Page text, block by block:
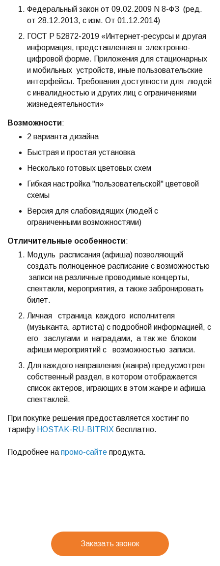
Федеральный закон от 09.02.2009 N 8-ФЗ (ред.
от 28.12.2013, с изм. От 01.12.2014)
ГОСТ Р 52872-2019 «Интернет-ресурсы и другая
информация, представленная в электронно-
цифровой форме. Приложения для стационарных
и мобильных устройств, иные пользовательские
интерфейсы. Требования доступности для людей
с инвалидностью и других лиц с ограничениями
жизнедеятельности»
Возможности:
2 варианта дизайна
Быстрая и простая установка
Несколько готовых цветовых схем
Гибкая настройка "пользовательской" цветовой
схемы
Версия для слабовидящих (людей с
ограниченными возможностями)
Отличительные особенности:
Модуль расписания (афиша) позволяющий
создать полноценное расписание с возможностью
записи на различные проводимые концерты,
спектакли, мероприятия, а также забронировать
билет.
Личная страница каждого исполнителя
(музыканта, артиста) с подробной информацией, с
его заслугами и наградами, а так же блоком
афиши мероприятий с возможностью записи.
Для каждого направления (жанра) предусмотрен
собственный раздел, в котором отображается
список актеров, играющих в этом жанре и афиша
спектаклей.
При покупке решения предоставляется хостинг по
тарифу HOSTAK-RU-BITRIX бесплатно.
Подробнее на промо-сайте продукта.
Заказать звонок